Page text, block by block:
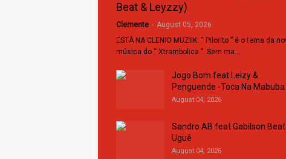
Beat & Leyzzy)
Clemente - August 05, 2026
ESTÁ NA CLENIO MUZIIK: “ Pilorito ” é o tema da
música do “ Xtrambolica ”. Sem ma…
Jogo Bom feat Leizy &
Penguende -Toca Na Mabuba
August 04, 2026
Sandro AB feat Gabilson Beat
Uguê
August 04, 2026